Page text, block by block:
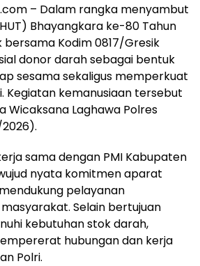
– Dalam rangka menyambut
Bhayangkara ke-80 Tahun
bersama Kodim 0817/Gresik
donor darah sebagai bentuk
sesama sekaligus memperkuat
Kegiatan kemanusiaan tersebut
Wicaksana Laghawa Polres
sama dengan PMI Kabupaten
nyata komitmen aparat
pelayanan
Selain bertujuan
kebutuhan stok darah,
hubungan dan kerja
Polri.